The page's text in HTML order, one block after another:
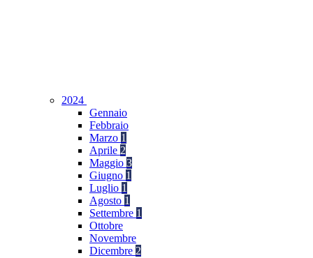
2024
Gennaio
Febbraio
Marzo 1
Aprile 2
Maggio 3
Giugno 1
Luglio 1
Agosto 1
Settembre 1
Ottobre
Novembre
Dicembre 2